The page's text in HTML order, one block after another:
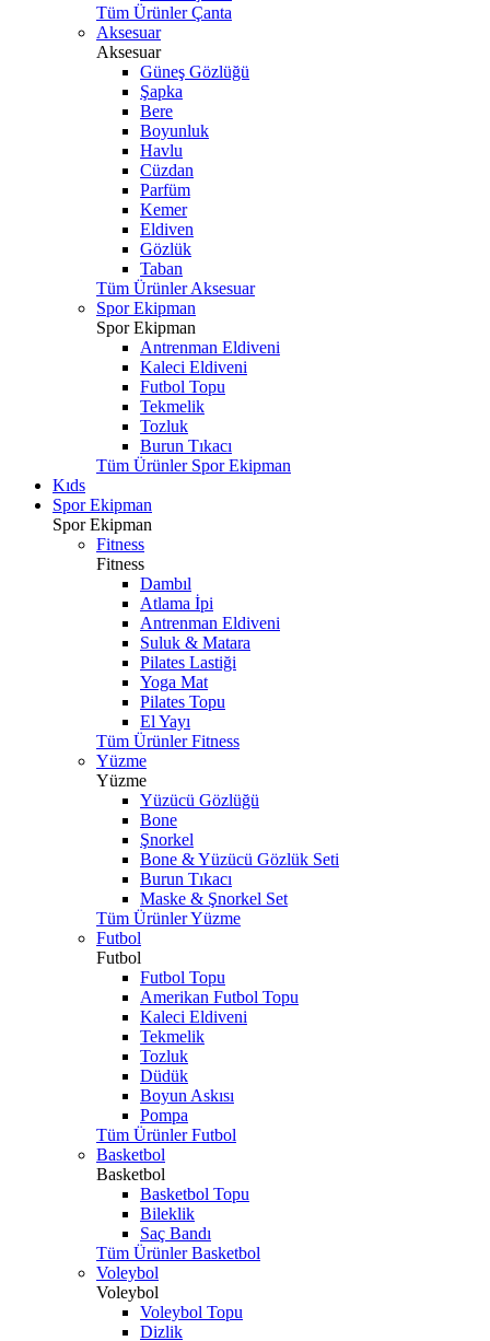
Tüm Ürünler Çanta
Aksesuar
Aksesuar
Güneş Gözlüğü
Şapka
Bere
Boyunluk
Havlu
Cüzdan
Parfüm
Kemer
Eldiven
Gözlük
Taban
Tüm Ürünler Aksesuar
Spor Ekipman
Spor Ekipman
Antrenman Eldiveni
Kaleci Eldiveni
Futbol Topu
Tekmelik
Tozluk
Burun Tıkacı
Tüm Ürünler Spor Ekipman
Kıds
Spor Ekipman
Spor Ekipman
Fitness
Fitness
Dambıl
Atlama İpi
Antrenman Eldiveni
Suluk & Matara
Pilates Lastiği
Yoga Mat
Pilates Topu
El Yayı
Tüm Ürünler Fitness
Yüzme
Yüzme
Yüzücü Gözlüğü
Bone
Şnorkel
Bone & Yüzücü Gözlük Seti
Burun Tıkacı
Maske & Şnorkel Set
Tüm Ürünler Yüzme
Futbol
Futbol
Futbol Topu
Amerikan Futbol Topu
Kaleci Eldiveni
Tekmelik
Tozluk
Düdük
Boyun Askısı
Pompa
Tüm Ürünler Futbol
Basketbol
Basketbol
Basketbol Topu
Bileklik
Saç Bandı
Tüm Ürünler Basketbol
Voleybol
Voleybol
Voleybol Topu
Dizlik